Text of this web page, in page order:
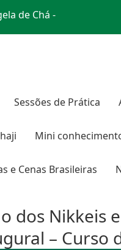
de Chá -
Sessões de Prática
Mini
e Cenas Brasileiras
dos Nikkeis
– Curso